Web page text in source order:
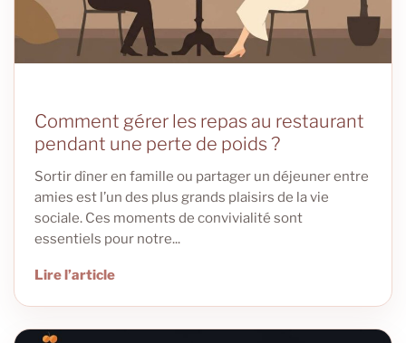
Comment gérer les repas au restaurant
pendant une perte de poids ?
Sortir dîner en famille ou partager un déjeuner entre
amies est l’un des plus grands plaisirs de la vie
sociale. Ces moments de convivialité sont
essentiels pour notre...
Lire l’article